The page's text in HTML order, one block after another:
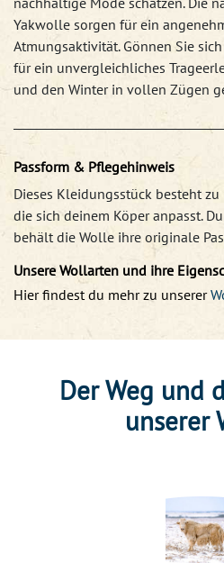
Yakwolle sorgen für ein
Atmungsaktivität. Gönnen Sie
für ein unvergleichliches
und den Winter in vollen Zügen
Passform & Pflegehinweis
Dieses Kleidungsstück besteht
die sich deinem Köper anpasst.
behält die Wolle ihre originale
Unsere Wollarten und ihre
Hier findest du mehr zu unserer
Der Weg und
unserer